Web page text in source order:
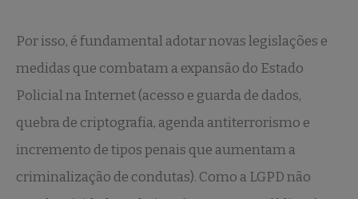
Por isso, é fundamental adotar novas legislações e
medidas que combatam a expansão do Estado
Policial na Internet (acesso e guarda de dados,
quebra de criptografia, agenda antiterrorismo e
incremento de tipos penais que aumentam a
criminalização de condutas). Como a LGPD não